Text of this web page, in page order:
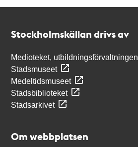
Stockholmskällan drivs av
Medioteket, utbildningsförvaltningen
Stadsmuseet
Medeltidsmuseet
Stadsbiblioteket
Stadsarkivet
Om webbplatsen